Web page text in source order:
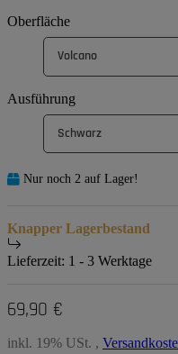
Oberfläche
Volcano
Ausführung
Schwarz
Nur noch 2 auf Lager!
Knapper Lagerbestand
Lieferzeit: 1 - 3 Werktage
69,90 €
inkl. 19% USt. ,